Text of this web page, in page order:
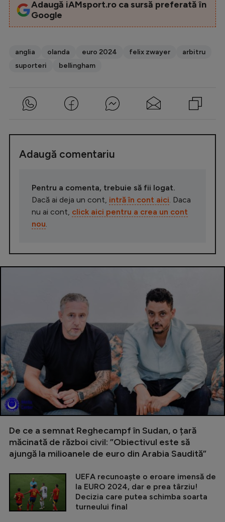
Adaugă iAMsport.ro ca sursă preferată în
Google
anglia olanda euro 2024 felix zwayer
arbitru
suporteri
bellingham
Adaugă comentariu
Pentru a comenta, trebuie să fii logat.
Dacă ai deja un cont, intră în cont aici . Daca
nu ai cont, click aici pentru a crea un cont
nou
De ce a semnat Reghecampf în Sudan, o țară
măcinată de război civil: ”Obiectivul este să
ajungă la milioanele de euro din Arabia Saudită”
UEFA recunoaște o eroare imensă de
la EURO 2024, dar e prea târziu!
Decizia care putea schimba soarta
turneului final